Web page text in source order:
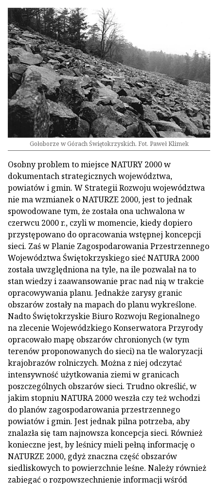
Gołoborze w Górach Świętokrzyskich. Fot. Paweł Klimek
Osobny problem to miejsce NATURY 2000 w
dokumentach strategicznych województwa,
powiatów i gmin. W Strategii Rozwoju województwa
nie ma wzmianek o NATURZE 2000, jest to jednak
spowodowane tym, że została ona uchwalona w
czerwcu 2000 r., czyli w momencie, kiedy dopiero
przystępowano do opracowania wstępnej koncepcji
sieci. Zaś w Planie Zagospodarowania Przestrzennego
Województwa Świętokrzyskiego sieć NATURA 2000
została uwzględniona na tyle, na ile pozwalał na to
stan wiedzy i zaawansowanie prac nad nią w trakcie
opracowywania planu. Jednakże zarysy granic
obszarów zostały na mapach do planu wykreślone.
Nadto Świętokrzyskie Biuro Rozwoju Regionalnego
na zlecenie Wojewódzkiego Konserwatora Przyrody
opracowało mapę obszarów chronionych (w tym
terenów proponowanych do sieci) na tle waloryzacji
krajobrazów rolniczych. Można z niej odczytać
intensywność użytkowania ziemi w granicach
poszczególnych obszarów sieci. Trudno określić, w
jakim stopniu NATURA 2000 weszła czy też wchodzi
do planów zagospodarowania przestrzennego
powiatów i gmin. Jest jednak pilna potrzeba, aby
znalazła się tam najnowsza koncepcja sieci. Również
konieczne jest, by leśnicy mieli pełną informację o
NATURZE 2000, gdyż znaczna część obszarów
siedliskowych to powierzchnie leśne. Należy również
zabiegać o rozpowszechnienie informacji wśród